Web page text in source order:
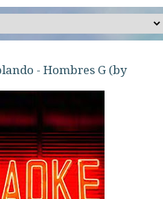
- Hombres G (by